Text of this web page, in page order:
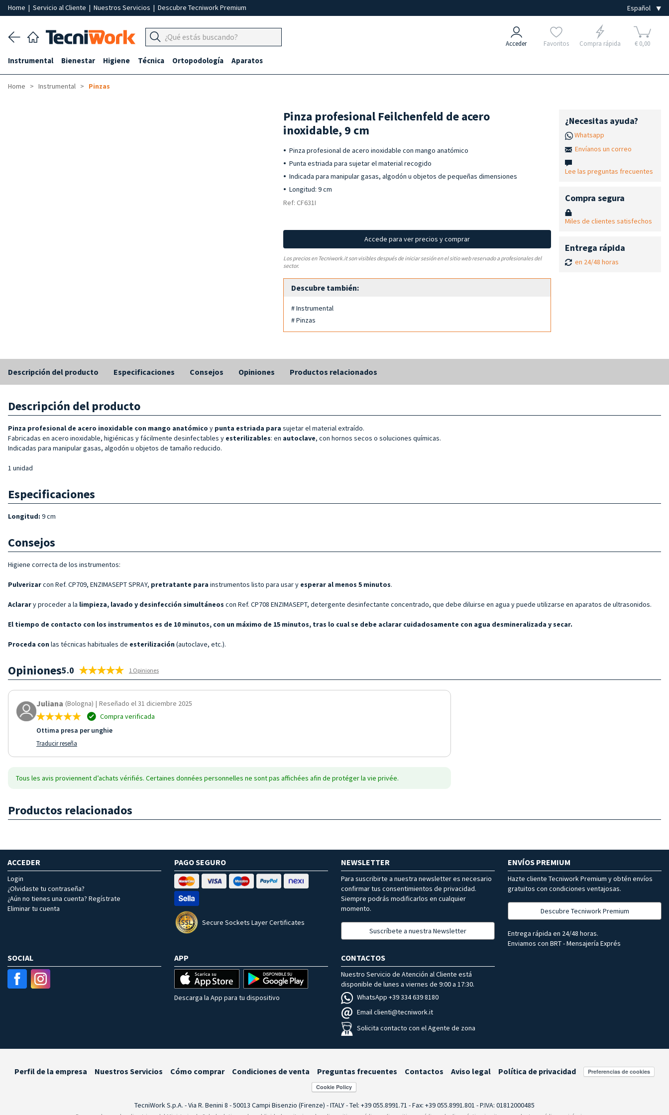
Home | Servicio al Cliente | Nuestros Servicios | Descubre Tecniwork Premium
Acceder Favoritos Compra rápida € 0,00
Instrumental Bienestar Higiene Técnica Ortopodología Aparatos
Home Instrumental Pinzas
Pinza profesional Feilchenfeld de acero
inoxidable, 9 cm
Pinza profesional de acero inoxidable con mango anatómico
Punta estriada para sujetar el material recogido
Indicada para manipular gasas, algodón u objetos de pequeñas dimensiones
Longitud: 9 cm
Ref: CF631I
Accede para ver precios y comprar
Los precios en Tecniwork.it son visibles después de iniciar sesión en el sitio web reservado a profesionales del
sector.
Descubre también:
# Instrumental
# Pinzas
¿Necesitas ayuda?
Whatsapp
Envíanos un correo
Lee las preguntas frecuentes
Compra segura
Miles de clientes satisfechos
Entrega rápida
en 24/48 horas
Descripción del producto Especificaciones Consejos Opiniones Productos relacionados
Descripción del producto
Pinza profesional de acero inoxidable con mango anatómico y punta estriada para sujetar el material extraído.
Fabricadas en acero inoxidable, higiénicas y fácilmente desinfectables y esterilizables: en autoclave, con hornos secos o soluciones químicas.
Indicadas para manipular gasas, algodón u objetos de tamaño reducido.
1 unidad
Especificaciones
Longitud: 9 cm
Consejos
Higiene correcta de los instrumentos:
Pulverizarcon Ref. CP709, ENZIMASEPT SPRAY, pretratante para instrumentos listo para usar y esperar al menos 5 minutos.
Aclarary proceder a la limpieza, lavado y desinfección simultáneos con Ref. CP708 ENZIMASEPT, detergente desinfectante concentrado, que debe diluirse en agua y puede utilizarse en aparatos de ultrasonidos.
El tiempo de contacto con los instrumentos es de 10 minutos, con un máximo de 15 minutos, tras lo cual se debe aclarar cuidadosamente con agua desmineralizada y secar.
Proceda con las técnicas habituales de esterilización (autoclave, etc.).
Opiniones5.0 1 Opiniones
Juliana (Bologna) | Reseñado el 31 diciembre 2025
Compra verificada
Ottima presa per unghie
Traducir reseña
Tous les avis proviennent d’achats vérifiés. Certaines données personnelles ne sont pas affichées afin de protéger la vie privée.
Productos relacionados
ACCEDER
Login
¿Olvidaste tu contraseña?
¿Aún no tienes una cuenta? Regístrate
Eliminar tu cuenta
PAGO SEGURO
Secure Sockets Layer Certificates
NEWSLETTER
Para suscribirte a nuestra newsletter es necesario
confirmar tus consentimientos de privacidad.
Siempre podrás modificarlos en cualquier
momento.
Suscríbete a nuestra Newsletter
ENVÍOS PREMIUM
Hazte cliente Tecniwork Premium y obtén envíos
gratuitos con condiciones ventajosas.
Descubre Tecniwork Premium
Entrega rápida en 24/48 horas.
Enviamos con BRT - Mensajería Exprés
SOCIAL APP
Descarga la App para tu dispositivo
CONTACTOS
Nuestro Servicio de Atención al Cliente está
disponible de lunes a viernes de 9:00 a 17:30.
WhatsApp +39 334 639 8180
Email clienti@tecniwork.it
Solicita contacto con el Agente de zona
Perfil de la empresa Nuestros Servicios Cómo comprar Condiciones de venta Preguntas frecuentes Contactos Aviso legal Política de privacidad Preferencias de cookies
TecniWork S.p.A. - Via R. Benini 8 - 50013 Campi Bisenzio (Firenze) - ITALY - Tel: +39 055.8991.71 - Fax: +39 055.8991.801 - P.IVA: 01812000485